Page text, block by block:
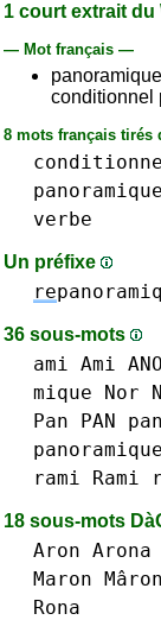
1 court extrait
— Mot français —
conditionnel
8 mots français tirés
verbe
Un préfixe
re
36 sous-mots
ami Ami ANO
mique
Nor
Pan PAN
rami Rami
18 sous-mots
Aron Arona
Maron Mâron
Rona